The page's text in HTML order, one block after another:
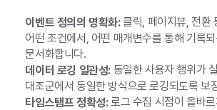
이벤트 정의의 명확화:클릭, 페이지뷰, 전환
어떤 조건에서, 어떤 매개변수를 통해 기록되
문서화합니다.
데이터 로깅 일관성:동일한 사용자 행위가
대조군에서 동일한 방식으로 로깅되도록 보
타임스탬프 정확성:로그 수집 시점이 올바